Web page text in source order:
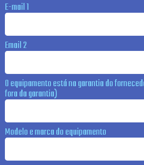
E-mail 1
Email 2
O equipamento está na garantia do
fora da garantia)
Modelo e marca do equipamento